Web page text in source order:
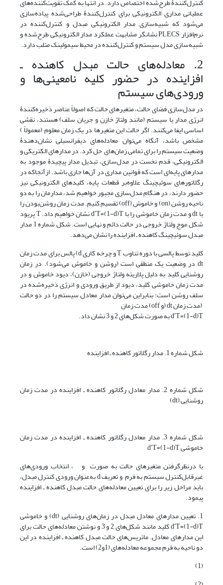
کنترل‌کنندۀ طرح‌شده اختصاص دارد. در انتها به کمک تقویت‌کننده‌های
عملیاتی مداری الکترونیکی برای کنترل‌کنندۀ طراحی‌شده پیاده‌سازی
می‌شود که شبیه‌سازی مدار الکترونیکی مبدل و کنترل‌کننده در
نرم‌افزار PLECS نشانگر مشابهت عملکرد مدار الکترونیکی طرح‌شده و
شبیه‌سازی مدل سیستم و کنترل‌کننده در محیط سیمولینک متلب دارد.
2. معادله‌های حالت مبدل کاهنده ـ
افزاینده در حضور کلیه نامعینی‌ها و
ورودی‌های سیستم
در مدل‌سازی فضای حالت، متغیرهای حالت که اصولاً عناصر ذخیره‌کنندۀ
انرژی مدار یا سیستم (مانندِ ولتاژ خازن و جریان سلف) هستند، نقشی
اساسی ایفا می‌کنند. اگر حالت این متغیرها در یک زمان معلوم (معمولاً )
مشخص باشد، آنگاه می‌توان معادله‌های دیفرانسیلی نشان‌دهندۀ
وضعیت سیستم را برای تمامی زمان‌های حل کرد. در مدارهای الکتریکی و
الکترونیکی، قدم نخست در مدل‌سازی، تبدیل مدار پیچیدۀ موجود به
مدارهای پایه‌ای است که قوانین مداری در آن‌ها جاری باشد. ازآنجاکه در
رگلاتورهای سوئیچینگ علاوه‌بر قطعات پایه، کلیدهای الکترونیکی نیز
حضور دارند، در هنگام مدل‌سازی مجبور خواهیم شد، مدارمان را به دو
ناحیه روشن (on) و خاموش (off) تقسیم کنیم. مدت زمان روشن‌بودن را
با dt و مدت زمان خاموشی را با dʹT=(1-d)T نشان خواهیم داد. T پریود
شکل موج ولتاژ خروجی در حالت دائم و نهایی است. شکل شماره 1 مدار
مبدل سوئیچینگ کاهنده ـ افزاینده را نشان می‌دهد.
کلید توسط پالسی با دوره تناوب T و چرخه کاری d) پالس برای مدت زمان
dt در وضعیت یک منطقی است (روشن و خاموش می‌شود). در زمان
روشنایی کلید به دلیل پلاریته ولتاژ خروجی (خازن)، دیود خاموش و در
مدت زمان خاموشی کلید، دیود از طریق ورودی و انرژی ذخیره‌شده در
سلف روشن است؛ بنابراین می‌توان مدار معادل سیستم را در دو حالت
(مدت زمان dt (و off) مدت زمان
dʹT=(1-d)T به صورت شکل‌های 2 و 3 نشان داد.
شکل شماره 1. مدار رگلاتور کاهنده ـ افزاینده
شکل شماره 2. مدار معادل رگلاتور کاهنده ـ افزاینده در مدت زمان
روشنایی (dt)
شکل شماره 3. مدار معادل رگلاتور کاهنده ـ افزاینده در مدت زمان
خاموشی dʹT=(1-d)T
با درنظرگرفتن متغیرهای حالت به صورت و ، انتخاب ورودی‌های
غیرقابل‌کنترل سیستم به فرم و تعریف d به‌عنوان ورودی کنترل مبدل،
باید مراحل زیر را برای تعیین معادله‌های حالت مبدل کاهنده ـ افزاینده
پیمود.
1. تعیین مدارهای معادل مبدل در زمان‌های روشنایی (dt) و خاموشی
dʹT=(1-d)T کلید مانند شکل‌های 2 و 3 و نوشتن معادله‌های حالت برای
این مدارهای معادل. ماتریس‌های حالت مبدل کاهنده ـ افزاینده در این
دو ناحیه به فرم مجموعه معادله‌های (1و2) است.
(1)